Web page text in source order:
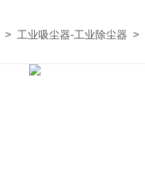
> 工业吸尘器-工业除尘器 >